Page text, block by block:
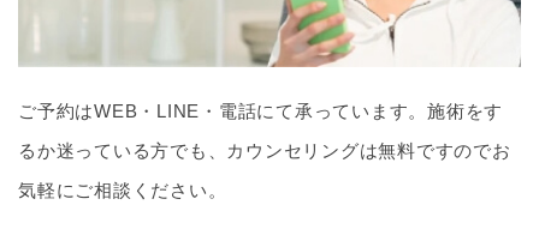
ご予約はWEB・LINE・電話にて承っています。施術をす
るか迷っている方でも、カウンセリングは無料ですのでお
気軽にご相談ください。